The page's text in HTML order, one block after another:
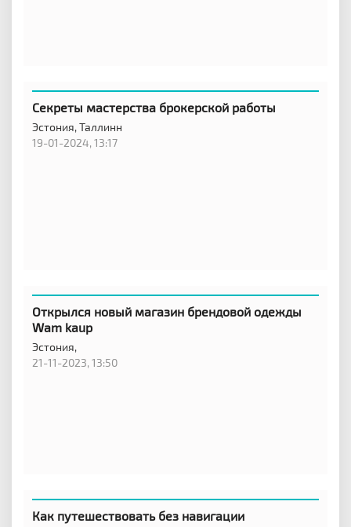
Секреты мастерства брокерской работы
Эстония,Таллинн
19-01-2024, 13:17
Открылся новый магазин брендовой одежды
Wam kaup
Эстония,
21-11-2023, 13:50
Как путешествовать без навигации